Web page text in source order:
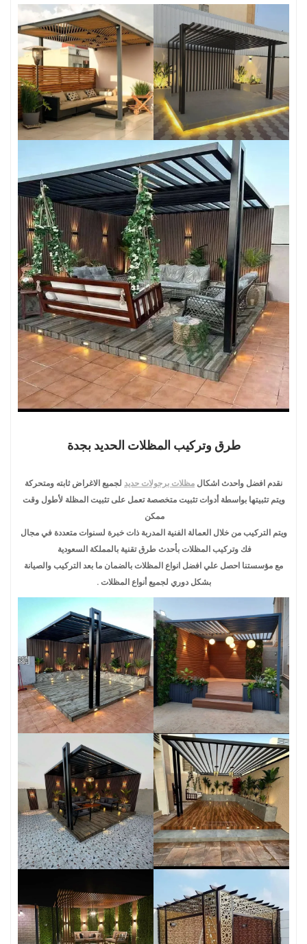
طرق وتركيب المظلات الحديد بجدة
نقدم افضل واحدث اشكال مظلات برجولات حديد لجميع الاغراض ثابته ومتحركة
ويتم تثبيتها بواسطة أدوات تثبيت متخصصة تعمل على تثبيت المظلة لأطول وقت
ممكن
ويتم التركيب من خلال العمالة الفنية المدربة ذات خبرة لسنوات متعددة في مجال
فك وتركيب المظلات بأحدث طرق تقنية بالمملكة السعودية
مع مؤسستنا احصل علي افضل انواع المظلات بالضمان ما بعد التركيب والصيانة
بشكل دوري لجميع أنواع المظلات .